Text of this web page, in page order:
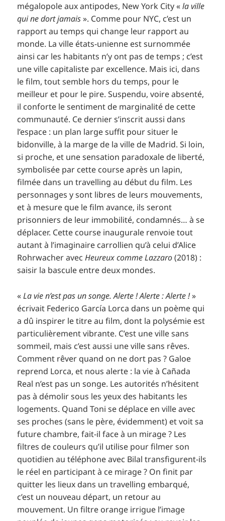
mégalopole aux antipodes, New York City «la ville
qui ne dort jamais». Comme pour NYC, c’est un
rapport au temps qui change leur rapport au
monde. La ville états-unienne est surnommée
ainsi car les habitants n’y ont pas de temps ; c’est
une ville capitaliste par excellence. Mais ici, dans
le film, tout semble hors du temps, pour le
meilleur et pour le pire. Suspendu, voire absenté,
il conforte le sentiment de marginalité de cette
communauté. Ce dernier s’inscrit aussi dans
l’espace : un plan large suffit pour situer le
bidonville, à la marge de la ville de Madrid. Si loin,
si proche, et une sensation paradoxale de liberté,
symbolisée par cette course après un lapin,
filmée dans un travelling au début du film. Les
personnages y sont libres de leurs mouvements,
et à mesure que le film avance, ils seront
prisonniers de leur immobilité, condamnés… à se
déplacer. Cette course inaugurale renvoie tout
autant à l’imaginaire carrollien qu’à celui d’Alice
Rohrwacher avecHeureux comme Lazzaro(2018) :
saisir la bascule entre deux mondes.
«La vie n’est pas un songe. Alerte ! Alerte : Alerte !»
écrivait Federico García Lorca dans un poème qui
a dû inspirer le titre au film, dont la polysémie est
particulièrement vibrante. C’est une ville sans
sommeil, mais c’est aussi une ville sans rêves.
Comment rêver quand on ne dort pas ? Galoe
reprend Lorca, et nous alerte : la vie à Cañada
Real n’est pas un songe. Les autorités n’hésitent
pas à démolir sous les yeux des habitants les
logements. Quand Toni se déplace en ville avec
ses proches (sans le père, évidemment) et voit sa
future chambre, fait-il face à un mirage ? Les
filtres de couleurs qu’il utilise pour filmer son
quotidien au téléphone avec Bilal transfigurent-ils
le réel en participant à ce mirage ? On finit par
quitter les lieux dans un travelling embarqué,
c’est un nouveau départ, un retour au
mouvement. Un filtre orange irrigue l’image